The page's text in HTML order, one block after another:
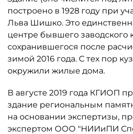
построено в 1928 году при
Льва Шишко. Это
центре бывшего заводского
сохранившегося после
зимой 2016 года. С тех пор
окружили жилые дома.
В августе 2019 года КГИОП
здание региональным
на основании экспертизы,
экспертом ООО "НИИиПИ